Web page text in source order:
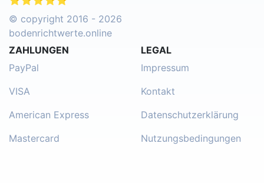
© copyright 2016 - 2026
bodenrichtwerte.online
ZAHLUNGEN
PayPal
VISA
American Express
Mastercard
LEGAL
Impressum
Kontakt
Datenschutzerklärung
Nutzungsbedingungen